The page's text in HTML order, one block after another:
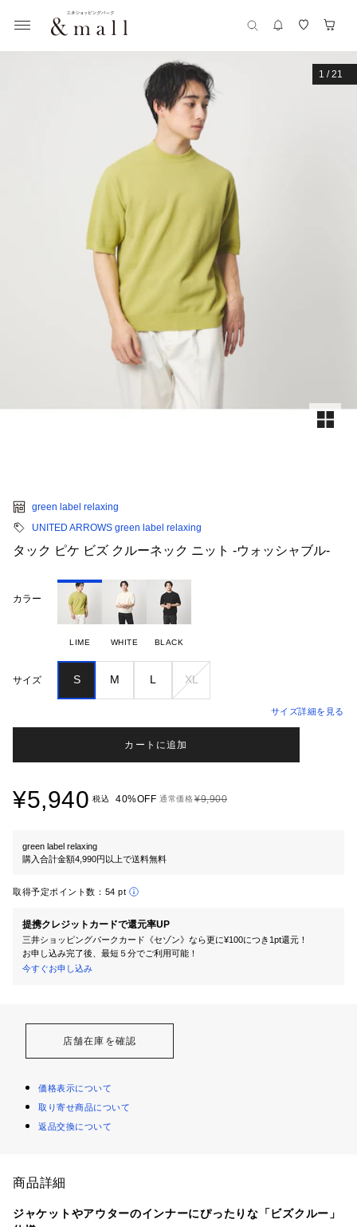
1 /21
green label relaxing
UNITED ARROWS green label relaxing
タック ピケ ビズ クルーネック ニット -ウォッシャブル-
カラー
LIME WHITE BLACK
サイズ S M L XL
サイズ詳細を見る
カートに追加
¥5,940 税込 40%OFF 通常価格¥9,900
green label relaxing
購入合計金額4,990円以上で送料無料
取得予定ポイント数： 54 pt
提携クレジットカードで還元率UP
三井ショッピングパークカード《セゾン》なら更に¥100につき1pt還元！
お申し込み完了後、最短５分でご利用可能！
今すぐお申し込み
店舗在庫を確認
価格表示について
取り寄せ商品について
返品交換について
商品詳細
ジャケットやアウターのインナーにぴったりな「ビズクルー」